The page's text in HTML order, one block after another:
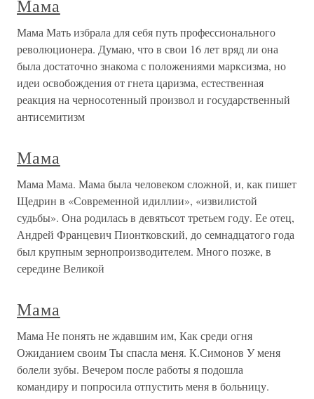
Мама
Мама Мать избрала для себя путь профессионального
революционера. Думаю, что в свои 16 лет вряд ли она
была достаточно знакома с положениями марксизма, но
идеи освобождения от гнета царизма, естественная
реакция на черносотенный произвол и государственный
антисемитизм
Мама
Мама Мама. Мама была человеком сложной, и, как пишет
Щедрин в «Современной идиллии», «извилистой
судьбы». Она родилась в девятьсот третьем году. Ее отец,
Андрей Францевич Пионтковский, до семнадцатого года
был крупным зернопроизводителем. Много позже, в
середине Великой
Мама
Мама Не понять не ждавшим им, Как среди огня
Ожиданием своим Ты спасла меня. К.Симонов У меня
болели зубы. Вечером после работы я подошла
командиру и попросила отпустить меня в больницу.